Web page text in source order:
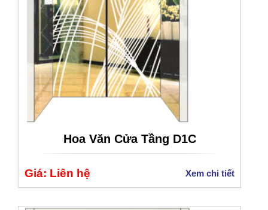
Hoa Văn Cửa Tầng D1C
Giá: Liên hệ Xem chi tiết